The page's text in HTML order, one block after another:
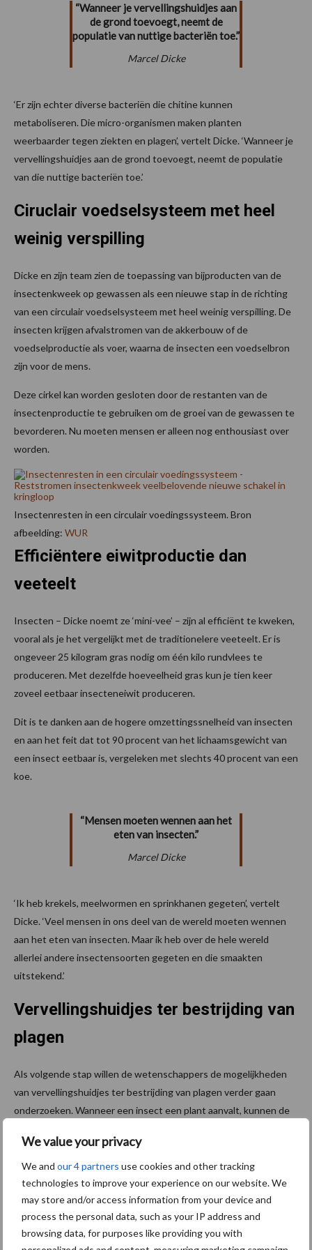
We value your privacy
We and our 4 partners use cookies and other tracking
technologies to improve your experience on our website. We
may store and/or access information from your device and
process the personal data, such as your IP address and
browsing data, for purposes like providing you with
“Wanneer je vervellingshuidjes aan
de grond toevoegt, neemt de
populatie van nuttige bacteriën toe.”
Marcel Dicke
‘Er zijn echter diverse bacteriën die chitine kunnen
metaboliseren. Die micro-organismen maken planten
weerbaarder tegen ziekten en plagen’, vertelt Dicke. ‘Wanneer je
vervellingshuidjes aan de grond toevoegt, neemt de populatie
van die nuttige bacteriën toe.’
Ciruclair voedselsysteem met heel
weinig verspilling
Dicke en zijn team zien de toepassing van bijproducten van de
insectenkweek op gewassen als een nieuwe stap in de richting
van een circulair voedselsysteem met heel weinig verspilling. De
insecten krijgen afvalstromen van de akkerbouw of de
voedselproductie als voer, waarna de insecten een voedselbron
zijn voor de mens.
Deze cirkel kan worden gesloten door de restanten van de
insectenproductie te gebruiken om de groei van de gewassen te
bevorderen. Nu moeten mensen er alleen nog enthousiast over
worden.
Insectenresten in een circulair voedingssysteem. Bron
afbeelding: WUR
Efficiëntere eiwitproductie dan
veeteelt
Insecten – Dicke noemt ze ‘mini-vee’ – zijn al efficiënt te kweken,
vooral als je het vergelijkt met de traditionelere veeteelt. Er is
ongeveer 25 kilogram gras nodig om één kilo rundvlees te
produceren. Met dezelfde hoeveelheid gras kun je tien keer
zoveel eetbaar insecteneiwit produceren.
Dit is te danken aan de hogere omzettingssnelheid van insecten
en aan het feit dat tot 90 procent van het lichaamsgewicht van
een insect eetbaar is, vergeleken met slechts 40 procent van een
koe.
“Mensen moeten wennen aan het
eten van insecten.”
Marcel Dicke
‘Ik heb krekels, meelwormen en sprinkhanen gegeten’, vertelt
Dicke. ‘Veel mensen in ons deel van de wereld moeten wennen
aan het eten van insecten. Maar ik heb over de hele wereld
allerlei andere insectensoorten gegeten en die smaakten
uitstekend.’
Vervellingshuidjes ter bestrijding van
plagen
Als volgende stap willen de wetenschappers de mogelijkheden
van vervellingshuidjes ter bestrijding van plagen verder gaan
onderzoeken. Wanneer een insect een plant aanvalt, kunnen de
van het plaagorganisme aantrekken. ‘Ik noem het de roep om
hulp van de plant’, zegt Dicke. ‘Zo worden er bodyguards
opgetrommeld.’
Wortels van plant laten soortgelijk
proces zien